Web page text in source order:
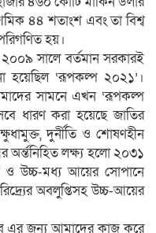
৪৪ শতাংশ এবং তা বিশ্ব
হয়।
সালে বর্তমান সরকারই
হয়েছিল ‘রূপকল্প ২০২১’।
সামনে এখন ‘রূপকল্প
ধারণ করা হয়েছে জাতির
দুর্নীতি ও শোষণহীন
লক্ষ্য হলো ২০৩১
ও উচ্চ-মধ্য আয়ের সোপানে
অবলুপ্তিসহ উচ্চ-আয়ের
এর জন্য আমাদের কাজ করে